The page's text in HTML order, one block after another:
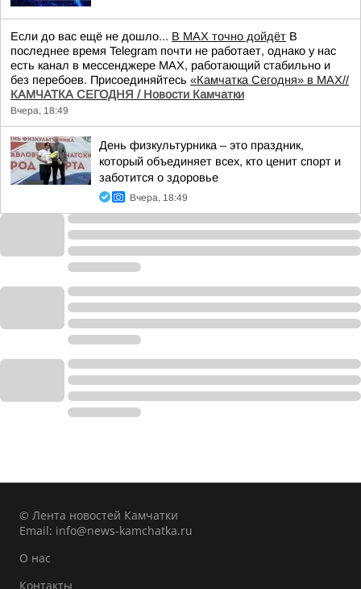
Если до вас ещё не дошло... В MAX точно дойдёт В
последнее время Telegram почти не работает, однако у нас
есть канал в мессенджере MAX, работающий стабильно и
без перебоев. Присоединяйтесь «Камчатка Сегодня» в MAX//
КАМЧАТКА СЕГОДНЯ / Новости Камчатки
Вчера, 18:49
День физкультурника – это праздник,
который объединяет всех, кто ценит спорт и
заботится о здоровье
Вчера, 18:49
© Лента новостей Камчатки
Email: info@news-kamchatka.ru
О нас
Контакты